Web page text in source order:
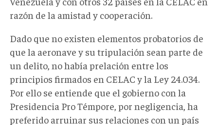
razón de la amistad y cooperación.
Dado que no existen elementos probatorios de
que la aeronave y su tripulación sean parte de
un delito, no había prelación entre los
principios firmados en CELAC y la Ley 24.034.
Por ello se entiende que el gobierno con la
Presidencia Pro Témpore, por negligencia, ha
preferido arruinar sus relaciones con un país